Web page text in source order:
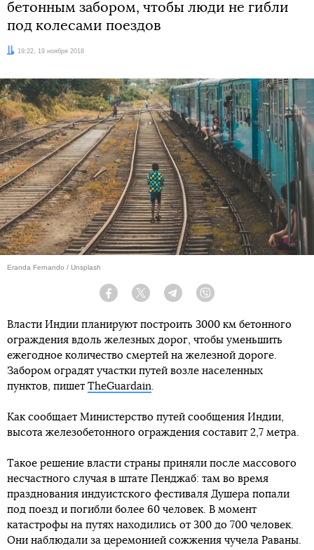
бетонным забором, чтобы люди не гибли
под колесами поездов
Дата:19:22, 19 ноября 2018
Eranda Fernando / Unsplash
Facebook Twitter Telegram
Власти Индии планируют построить 3000 км бетонного
ограждения вдоль железных дорог, чтобы уменьшить
ежегодное количество смертей на железной дороге.
Забором оградят участки путей возле населенных
пунктов, пишет TheGuardain.
Как сообщает Министерство путей сообщения Индии,
высота железобетонного ограждения составит 2,7 метра.
Такое решение власти страны приняли после массового
несчастного случая в штате Пенджаб: там во время
празднования индуистского фестиваля Душера попали
под поезд и погибли более 60 человек. В момент
катастрофы на путях находились от 300 до 700 человек.
Они наблюдали за церемонией сожжения чучела Раваны.